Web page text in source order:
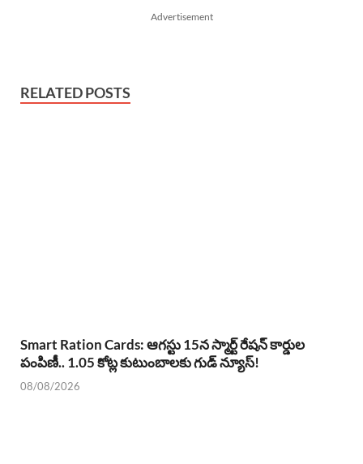
Advertisement
RELATED POSTS
Smart Ration Cards: ఆగస్టు 15న స్మార్ట్ రేషన్ కార్డుల
పంపిణీ.. 1.05 కోట్ల కుటుంబాలకు గుడ్ న్యూస్!
08/08/2026